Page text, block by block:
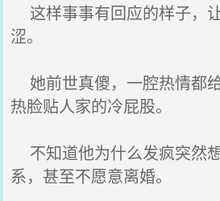
这样事事有回应的样子，
涩。
她前世真傻，一腔热情都
热脸贴人家的冷屁股。
不知道他为什么发疯突然
系，甚至不愿意离婚。